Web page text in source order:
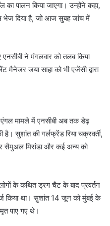
का पालन किया जाएगा। उन्होंने कहा,
भेज दिया है, जो आज सुबह जांच में
ने मंगलवार को तलब किया
जया साहा को भी एजेंसी द्वारा
मामले में एनसीबी अब तक डेढ़
है। सुशांत की गर्लफ्रेंड रिया चक्रवर्ती,
सैमुअल मिरांडा और कई अन्य को
के कथित ड्रग चैट के बाद प्रवर्तन
किया था। सुशांत 14 जून को मुंबई के
पाए गए थे।